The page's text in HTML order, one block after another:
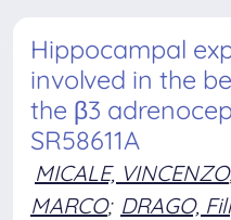
Hippocampal
involved in the
the β3
SR58611A
MICALE, VINCENZO
MARCO; DRAGO,